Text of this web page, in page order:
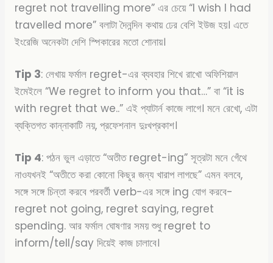
regret not travelling more” এর চেয়ে “I wish I had
travelled more” বলাটা দৈনন্দিন কথায় ঢের বেশি ইউজ হয়। এতে
ইংরেজি অনেকটা দেশি স্পিকারের মতো শোনায়।
Tip 3: লেখায় ফর্মাল regret-এর ব্যবহার শিখে রাখো অফিশিয়াল
ইমেইলে “We regret to inform you that…” বা “it is
with regret that we..” এই প্যাটার্ন কাজে লাগে। মনে রেখো, এটা
ব্যক্তিগত কান্নাকাটি নয়, প্রফেশনাল দুঃখপ্রকাশ।
Tip 4: পঠন ভুল এড়াতে “অতীত regret-ing” সূত্রটা মনে গেঁথে
নাওযখনই “অতীতে করা কোনো কিছুর জন্য খারাপ লাগছে” এমন বলবে,
সঙ্গে সঙ্গে চিন্তা করবে পরবর্তী verb-এর সঙ্গে ing যোগ করবে-
regret not going, regret saying, regret
spending. আর ফর্মাল ঘোষণার সময় শুধু regret to
inform/tell/say দিয়েই কাজ চালাবে।